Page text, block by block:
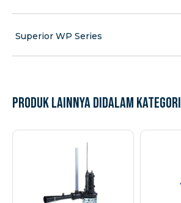
Superior WP Series
Produk lainnya didalam kategori